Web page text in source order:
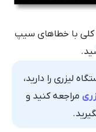
کلی با خطاهای سیپ
لیزری را دارید،
مراجعه کنید و